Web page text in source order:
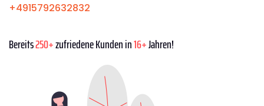
+4915792632832
Bereits250+zufriedene Kunden in16+Jahren!